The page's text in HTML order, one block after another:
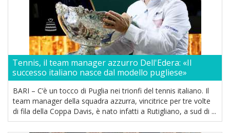
Tennis, il team manager azzurro Dell'Edera: «Il
successo italiano nasce dal modello pugliese»
BARI – C’è un tocco di Puglia nei trionfi del tennis italiano. Il
team manager della squadra azzurra, vincitrice per tre volte
di fila della Coppa Davis, è nato infatti a Rutigliano, a sud di ...